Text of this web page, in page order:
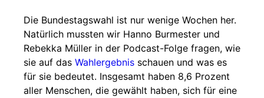
Die Bundestagswahl ist nur wenige Wochen her.
Natürlich mussten wir Hanno Burmester und
Rebekka Müller in der Podcast-Folge fragen, wie
sie auf das Wahlergebnis schauen und was es
für sie bedeutet. Insgesamt haben 8,6 Prozent
aller Menschen, die gewählt haben, sich für eine